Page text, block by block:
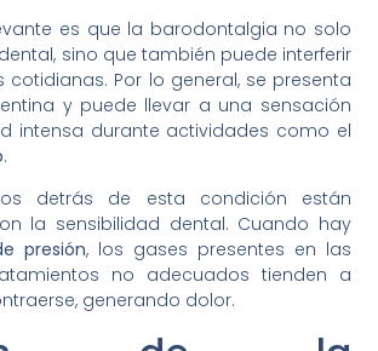
es que la barodontalgia no solo
sino que también puede interferir
Por lo general, se presenta
y puede llevar a una sensación
intensa durante actividades como el
.
detrás de esta condición están
la sensibilidad dental. Cuando hay
presión, los gases presentes en las
no adecuados tienden a
generando dolor.